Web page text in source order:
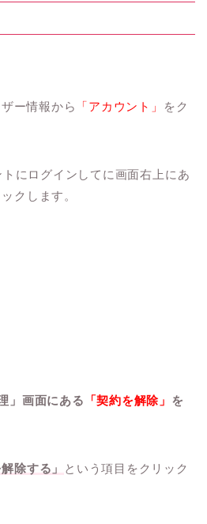
ー情報から 「アカウント」
をク
にログインしてに画面右上にあ
クします。
」画面にある 「契約を解除」 を
除する」
という項目をクリック